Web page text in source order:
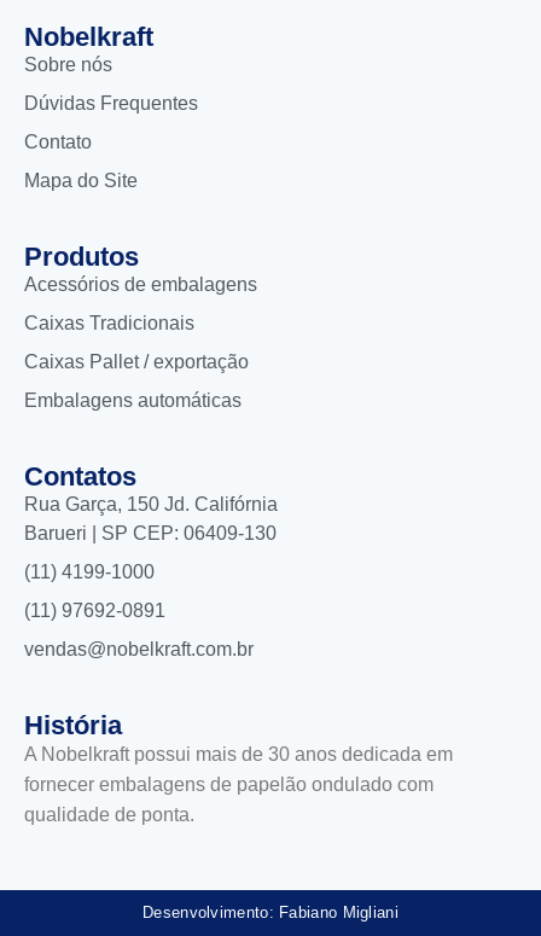
Nobelkraft
Sobre nós
Dúvidas Frequentes
Contato
Mapa do Site
Produtos
Acessórios de embalagens
Caixas Tradicionais
Caixas Pallet / exportação
Embalagens automáticas
Contatos
Rua Garça, 150 Jd. Califórnia
Barueri | SP CEP: 06409-130
(11) 4199-1000
(11) 97692-0891
vendas@nobelkraft.com.br
História
A Nobelkraft possui mais de 30 anos dedicada em
fornecer embalagens de papelão ondulado com
qualidade de ponta.
Desenvolvimento: Fabiano Migliani